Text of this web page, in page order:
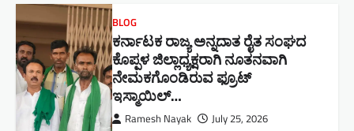
BLOG
ಕರ್ನಾಟಕ ರಾಜ್ಯ ಅನ್ನದಾತ ರೈತ ಸಂಘದ
ಕೊಪ್ಪಳ ಜಿಲ್ಲಾಧ್ಯಕ್ಷರಾಗಿ ನೂತನವಾಗಿ
ನೇಮಕಗೊಂಡಿರುವ ಫ್ರೂಟ್
ಇಸ್ಮಾಯಿಲ್…
Ramesh Nayak July 25, 2026